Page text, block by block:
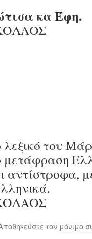
κα Έφη.
του
μετάφραση
αντίστροφα,
τον μόνιμο